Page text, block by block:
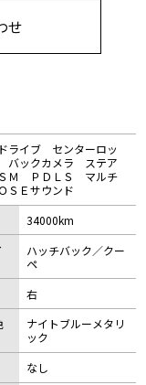
せ
ライブ センターロッ
バックカメラ ステア
Ｍ ＰＤＬＳ マルチ
ＳＥサウンド
34000km
ハッチバック／クー
ペ
右
ナイトブルーメタリ
ック
なし